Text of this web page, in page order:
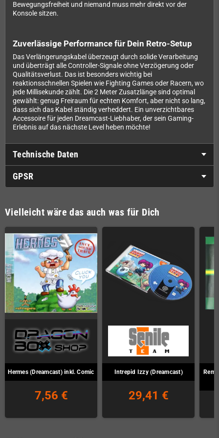
Bewegungsfreiheit und niemand muss mehr direkt vor der
Konsole sitzen.
Zuverlässige Performance für Dein Retro-Setup
Das Verlängerungskabel überzeugt durch solide Verarbeitung
und überträgt alle Controller-Signale ohne Verzögerung oder
Qualitätsverlust. Das ist besonders wichtig bei
reaktionsschnellen Spielen wie Fighting Games oder Racern, wo
jede Millisekunde zählt. Die 2 Meter Zusatzlänge sind optimal
gewählt: genug Freiraum für echten Komfort, aber nicht so lang,
dass sich das Kabel ständig verheddert. Ein unverzichtbares
Accessoire für jeden Dreamcast-Liebhaber, der sein Gaming-
Erlebnis auf das nächste Level heben möchte!
Technische Daten
GPSR
Vielleicht wäre das auch was für Dich
Hermes (Dreamcast) inkl. Comic
7,56 €
Intrepid Izzy (Dreamcast)
29,41 €